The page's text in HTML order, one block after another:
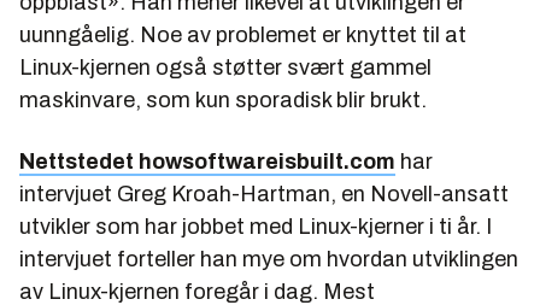
uunngåelig. Noe av problemet er knyttet til at
Linux-kjernen også støtter svært gammel
maskinvare, som kun sporadisk blir brukt.
Nettstedet howsoftwareisbuilt.com har
intervjuet Greg Kroah-Hartman, en Novell-ansatt
utvikler som har jobbet med Linux-kjerner i ti år. I
intervjuet forteller han mye om hvordan utviklingen
av Linux-kjernen foregår i dag. Mest